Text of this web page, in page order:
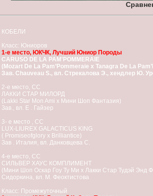
КОБЕЛИ
Класс: Юниоров
1-е место, ЮКЧК, Лучший Юниор Породы
CARUSO DE LA PAM'POMMERAIE
(Mozart De La Pam’Pommeraie x Tanagra De La
Зав. Chauveau S., вл. Стрекалова Э., хендлер Ю.
2-е место, СС
ЛАККИ СТАР МИЛОРД
(Lakki Star Mon Ami x Мини Шоп Фантазия)
Зав., вл. Е . Гайзер
3- е место , СС
LUX-LIUREX GALACTICUS KING
( Promiseofglory x Brilliantice)
Зав . Италия, вл. Данковцева С.
4-е место, СС
СИЛЬВЕР ХАУС КОМПЛИМЕНТ
(Мини Шоп Оскар Гоу Ту Ми х Лакки Стар Тудэй Энд
Сидоркина, вл. М. Феоктистова
Класс: Промежуточный